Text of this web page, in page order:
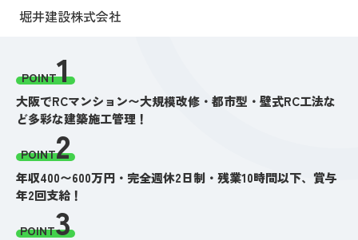
堀井建設株式会社
POINT1
大阪でRCマンション〜大規模改修・都市型・壁式RC工法な
ど多彩な建築施工管理！
POINT2
年収400〜600万円・完全週休2日制・残業10時間以下、賞与
年2回支給！
POINT3